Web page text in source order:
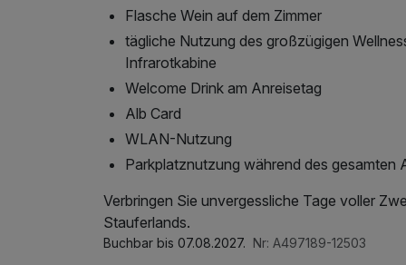
Flasche Wein auf dem Zimmer
tägliche Nutzung des großzügigen
Infrarotkabine
Welcome Drink am Anreisetag
Alb Card
WLAN-Nutzung
Parkplatznutzung während des gesamten
Verbringen Sie unvergessliche Tage voller
Stauferlands.
Buchbar bis 07.08.2027. Nr: A497189-12503